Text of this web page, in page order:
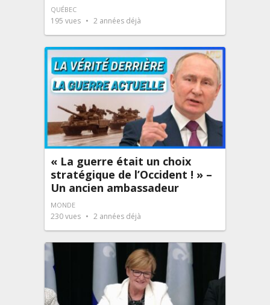
QUÉBEC
195 vues 2 années déjà
« La guerre était un choix
stratégique de l’Occident ! » –
Un ancien ambassadeur
MONDE
230vues 2 années déjà